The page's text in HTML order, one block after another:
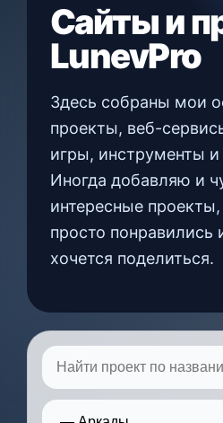
Сайты и
LunevPro
Здесь собраны мои
проекты, веб-
игры, инструменты
Иногда добавляю и
интересные
просто понравились
хочется поделиться.